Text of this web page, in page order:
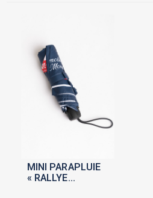
MINI PARAPLUIE
« RALLYE